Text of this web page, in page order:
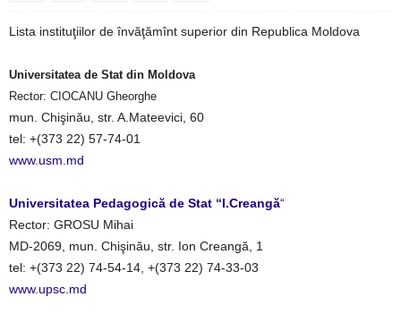
Lista instituţiilor de învăţămînt superior din Republica Moldova
Universitatea de Stat din Moldova
Rector: CIOCANU Gheorghe
mun. Chişinău, str. A.Mateevici, 60
tel: +(373 22) 57-74-01
www.usm.md
Universitatea Pedagogică de Stat “I.Creangă“
Rector: GROSU Mihai
MD-2069, mun. Chişinău, str. Ion Creangă, 1
tel: +(373 22) 74-54-14, +(373 22) 74-33-03
www.upsc.md